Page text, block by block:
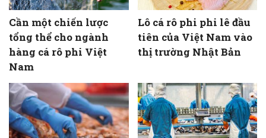
Cần một chiến lược
tổng thể cho ngành
hàng cá rô phi Việt
Nam
Lô cá rô phi phi lê đầu
tiên của Việt Nam vào
thị trường Nhật Bản